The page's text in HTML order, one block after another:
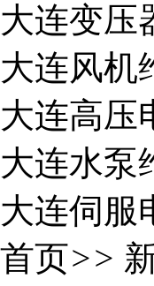
大连变压
大连风机
大连高压
大连水泵
大连伺服
首页>>